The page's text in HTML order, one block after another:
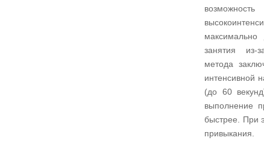
максимально
занятия из-
метода
интенсивной
(до 60
выполнение
быстрее. При
привыкания.